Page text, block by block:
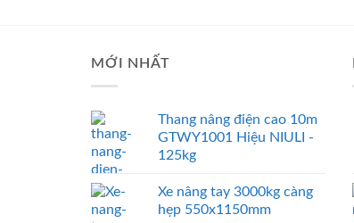
MỚI NHẤT
Thang nâng điện cao 10m
GTWY1001 Hiệu NIULI -
125kg
Xe nâng tay 3000kg càng
hẹp 550x1150mm